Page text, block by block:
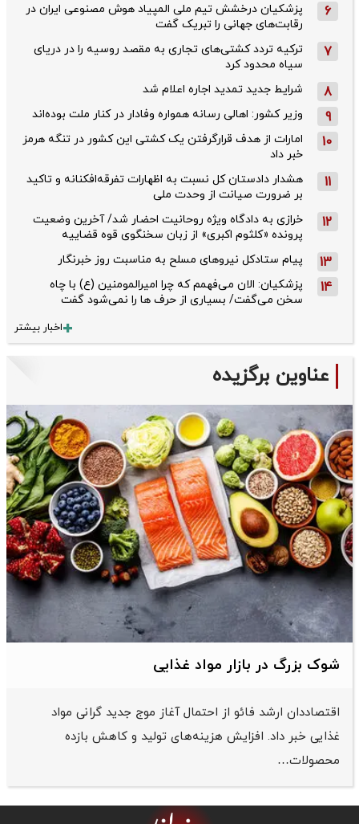
6
پزشکیان درخشش تیم ملی المپیاد هوش مصنوعی ایران در
رقابت‌های جهانی را تبریک گفت
7
ترکیه تردد کشتی‌های تجاری به مقصد روسیه را در دریای
سیاه محدود کرد
8 شرایط جدید تمدید اجاره اعلام شد
9 وزیر کشور: اهالی رسانه همواره وفادار در کنار ملت بوده‌اند
10
امارات از هدف قرارگرفتن یک کشتی این کشور در تنگه هرمز
خبر داد
11
هشدار دادستان کل نسبت به اظهارات تفرقه‌افکنانه و تاکید
بر ضرورت صیانت از وحدت ملی
12
خرازی به دادگاه ویژه روحانیت احضار شد/ آخرین وضعیت
پرونده «کلثوم اکبری» از زبان سخنگوی قوه قضاییه
13 پیام ستادکل نیروهای مسلح به مناسبت روز خبرنگار
14
پزشکیان: الان می‌فهمم که چرا امیرالمومنین (ع) با چاه
سخن می‌گفت/ بسیاری از حرف ها را نمی‌شود گفت
اخبار بیشتر
عناوین برگزیده
شوک بزرگ در بازار مواد غذایی
اقتصاددان ارشد فائو از احتمال آغاز موج جدید گرانی مواد
غذایی خبر داد. افزایش هزینه‌های تولید و کاهش بازده
محصولات…